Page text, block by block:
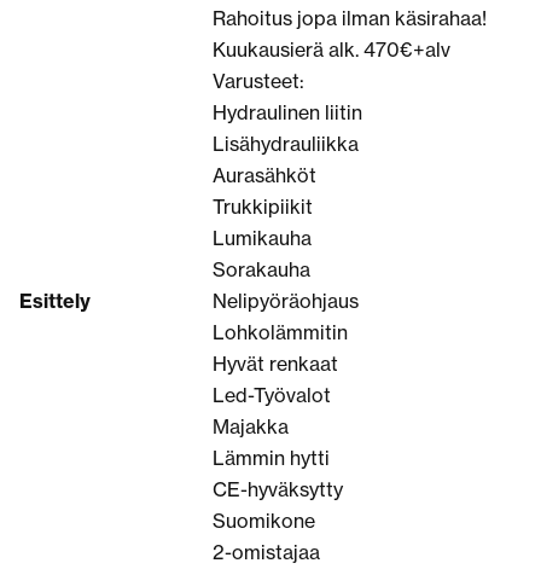
Esittely
Rahoitus jopa ilman käsirahaa!
Kuukausierä alk. 470€+alv
Varusteet:
Hydraulinen liitin
Lisähydrauliikka
Aurasähköt
Trukkipiikit
Lumikauha
Sorakauha
Nelipyöräohjaus
Lohkolämmitin
Hyvät renkaat
Led-Työvalot
Majakka
Lämmin hytti
CE-hyväksytty
Suomikone
2-omistajaa